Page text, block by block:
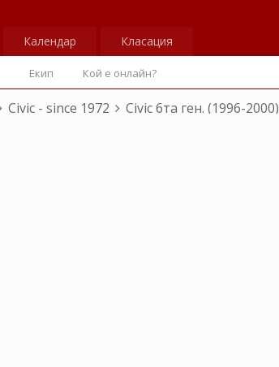
Екип Кой е онлайн?
Календар Класация
Civic - since 1972 Civic 6та ген. (1996-2000)